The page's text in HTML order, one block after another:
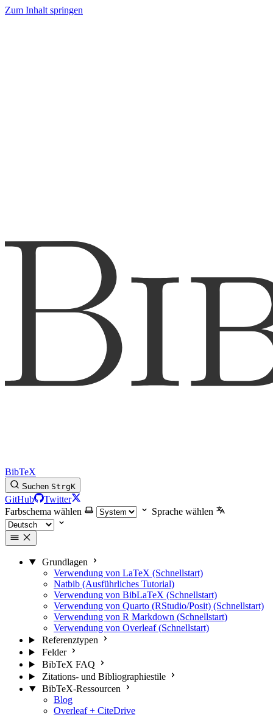
Zum Inhalt springen
BibTeX
Suchen StrgK
GitHub
Twitter
Farbschema wählen
Sprache wählen
Grundlagen
Verwendung von LaTeX (Schnellstart)
Natbib (Ausführliches Tutorial)
Verwendung von BibLaTeX (Schnellstart)
Verwendung von Quarto (RStudio/Posit) (Schnellstart)
Verwendung von R Markdown (Schnellstart)
Verwendung von Overleaf (Schnellstart)
Referenztypen
Felder
BibTeX FAQ
Zitations- und Bibliographiestile
BibTeX-Ressourcen
Blog
Overleaf + CiteDrive